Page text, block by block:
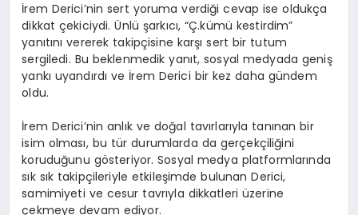
İrem Derici’nin sert yoruma verdiği cevap ise oldukça
dikkat çekiciydi. Ünlü şarkıcı, “Ç.kümü kestirdim”
yanıtını vererek takipçisine karşı sert bir tutum
sergiledi. Bu beklenmedik yanıt, sosyal medyada geniş
yankı uyandırdı ve İrem Derici bir kez daha gündem
oldu.
İrem Derici’nin anlık ve doğal tavırlarıyla tanınan bir
isim olması, bu tür durumlarda da gerçekçiliğini
koruduğunu gösteriyor. Sosyal medya platformlarında
sık sık takipçileriyle etkileşimde bulunan Derici,
samimiyeti ve cesur tavrıyla dikkatleri üzerine
çekmeye devam ediyor.